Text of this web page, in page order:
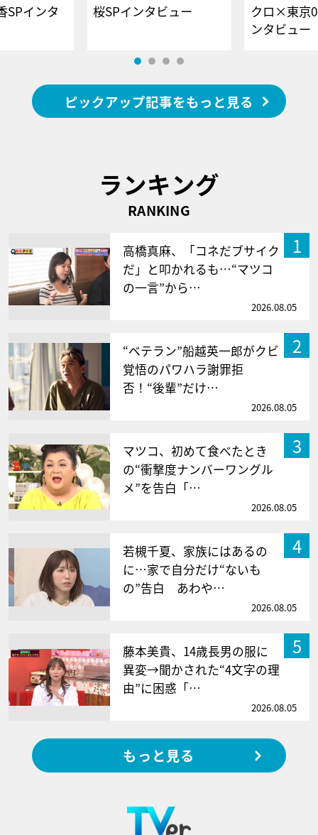
SPインタ
桜SPインタビュー
クロ×東京
ンタビュー
ピックアップ記事をもっと見る
ランキング
RANKING
1
高橋真麻、「コネだブサイク
だ」と叩かれるも…“マツコ
の一言”から…
2026.08.05
2
“ベテラン”船越英一郎がクビ
覚悟のパワハラ謝罪拒
否！“後輩”だけ…
2026.08.05
3
マツコ、初めて食べたとき
の“衝撃度ナンバーワングル
メ”を告白「…
2026.08.05
4
若槻千夏、家族にはあるの
に…家で自分だけ“ないも
の”告白 あわや…
2026.08.05
5
藤本美貴、14歳長男の服に
異変→聞かされた“4文字の理
由”に困惑「…
2026.08.05
もっと見る